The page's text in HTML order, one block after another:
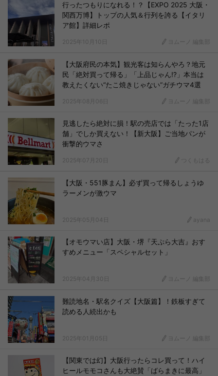
行ったつもりになれる！？【EXPO 2025 大阪・
関西万博】トップの人気＆行列を誇る【イタリ
ア館】詳細レポ
2025年10月10日 ヨムーノ 編集部
【大阪府民の本気】観光客は知らんやろ？地元
民「絶対買って帰る」「上品じゃん!?」本当は
教えたくない“たこ焼きじゃない”ガチウマ4選
2025年08月06日 ヨムーノ 編集部
見逃したら絶対に損！駅の売店では「たった1店
舗」でしか買えない！【新大阪】ご当地パンが
衝撃的ウマさ
2025年07月20日 つくもはる
【大阪・551豚まん】必ず買って帰るしょうゆ
ラーメンが激ウマ
2025年05月04日 ayana
【オモウマい店】大阪・堺『天ぷら大吉』おす
すめメニュー「スペシャルセット」
2025年04月30日 ヨムーノ 編集部
難読地名・駅名クイズ【大阪篇】！鉄板すぎて
読める人続出かも
2025年01月05日 ヨムーノ 編集部
【関東では幻】大阪行ったらコレ買って！ハイ
ヒールモモコさんも大絶賛「ばらまきに最高」